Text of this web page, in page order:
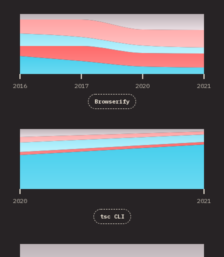
2016 2017 2020 2021
Browserify
2020 2021
tsc CLI